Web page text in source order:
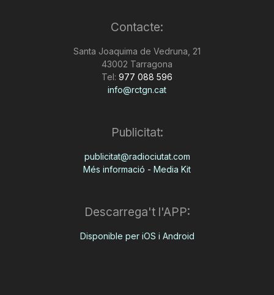
Contacte:
Santa Joaquima de Vedruna, 21
43002 Tarragona
Tel: 977 088 596
info@rctgn.cat
Publicitat:
publicitat@radiociutat.com
Més informació - Media Kit
Descarrega't l'APP:
Disponible per iOS i Android